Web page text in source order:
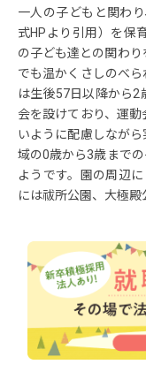
一人の子どもと関わ
式HPより引用）を保
の子ども達との関わ
でも温かくさしのべ
は生後57日以降から2
会を設けており、運
いように配慮しなが
域の0歳から3歳まで
ようです。園の周辺
には祓所公園、大極